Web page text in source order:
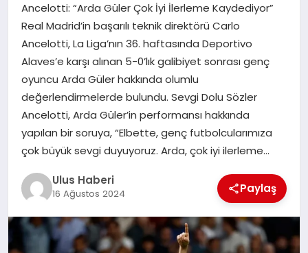
EĞITIM
MAGAZIN
SPOR
YAŞAM
Ancelotti: “Arda Güler Çok İyi İlerleme Kaydediyor”
Real Madrid’in başarılı teknik direktörü Carlo
Ancelotti, La Liga’nın 36. haftasında Deportivo
Alaves’e karşı alınan 5-0’lık galibiyet sonrası genç
oyuncu Arda Güler hakkında olumlu
değerlendirmelerde bulundu. Sevgi Dolu Sözler
Ancelotti, Arda Güler’in performansı hakkında
yapılan bir soruya, “Elbette, genç futbolcularımıza
çok büyük sevgi duyuyoruz. Arda, çok iyi ilerleme…
Ulus Haberi
16 Ağustos 2024 Paylaş